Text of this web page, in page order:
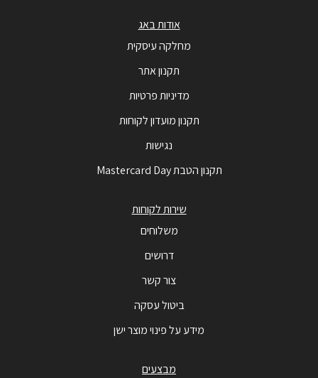
אודות באג
מחלקה עיסקית
תקנון אתר
מדיניות פרטיות
תקנון מועדון לקוחות
נגישות
תקנון הטבת Mastercard Day
שירות לקוחות
משלוחים
דרושים
צור קשר
ביטול עסקה
מידע על פינוי מוצר ישן
מבצעים